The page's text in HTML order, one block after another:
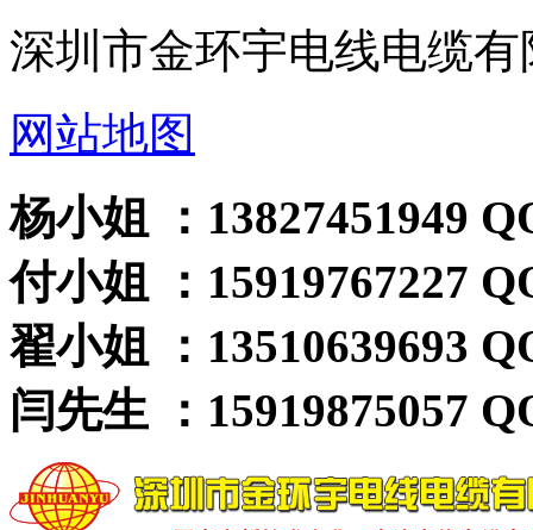
深圳市金环宇电线电缆有
网站地图
杨小姐 ：13827451949
付小姐 ：15919767227
翟小姐 ：13510639693
闫先生 ：15919875057